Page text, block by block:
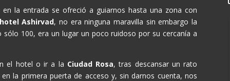
la entrada se ofreció a guiarnos hasta una zona con
Ashirvad, no era ninguna maravilla sin embargo la
100, era un lugar un poco ruidoso por su cercanía a
el hotel o ir a la Ciudad Rosa, tras descansar un rato
la primera puerta de acceso y, sin darnos cuenta, nos